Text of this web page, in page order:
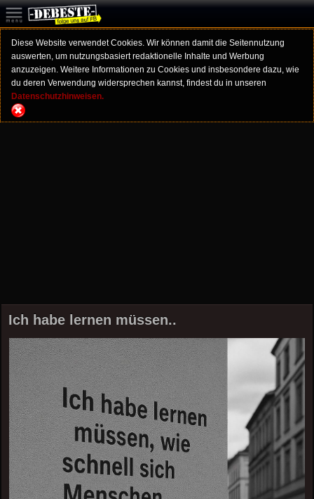
Diese Website verwendet Cookies. Wir können damit die Seitennutzung
auswerten, um nutzungsbasiert redaktionelle Inhalte und Werbung
anzuzeigen. Weitere Informationen zu Cookies und insbesondere dazu, wie
du deren Verwendung widersprechen kannst, findest du in unseren
Datenschutzhinweisen.
Ich habe lernen müssen..